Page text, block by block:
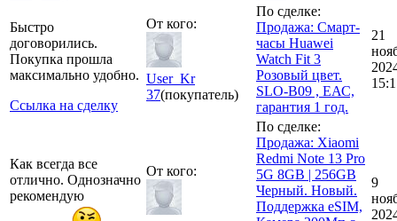
Быстро
договорились.
Покупка прошла
максимально удобно.
Ссылка на сделку
От кого:
User_Kr
37(покупатель)
По сделке:
Продажа: Смарт-
часы Huawei
Watch Fit 3
Розовый цвет.
SLO-B09 , ЕАС,
гарантия 1 год.
21
Как всегда все
отлично. Однозначно
рекомендую
От кого:
По сделке:
Продажа: Xiaomi
Redmi Note 13 Pro
5G 8GB | 256GB
Черный. Новый.
Поддержка eSIM,
9